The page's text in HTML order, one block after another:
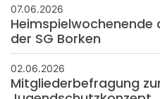
07.06.2026
Heimspielwochenende
der SG Borken
02.06.2026
Mitgliederbefragung